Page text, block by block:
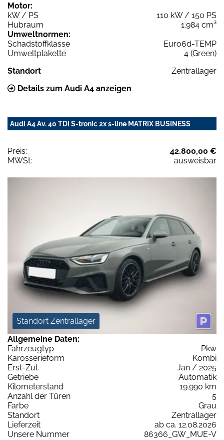
Motor:
kW / PS
110 kW / 150 PS
Hubraum
1.984 cm³
Umweltnormen:
Schadstoffklasse
Euro6d-TEMP
Umweltplakette
4 (Green)
Standort
Zentrallager
Details zum Audi A4 anzeigen
Audi A4 Av. 40 TDI S-tronic 2x s-line MATRIX BUSINESS
Preis:
42.800,00 €
MWSt:
ausweisbar
Standort Zentrallager
Allgemeine Daten:
Fahrzeugtyp
Pkw
Karosserieform
Kombi
Erst-Zul.
Jan / 2025
Getriebe
Automatik
Kilometerstand
19.990 km
Anzahl der Türen
5
Farbe
Grau
Standort
Zentrallager
Lieferzeit
ab ca. 12.08.2026
Unsere Nummer
86366_GW_MUE-V